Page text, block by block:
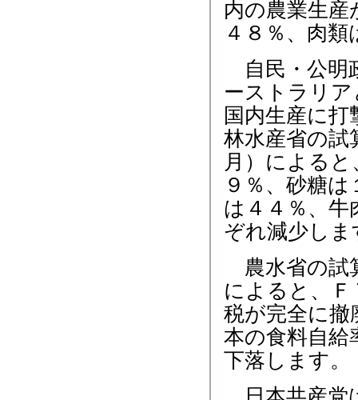
内の農業生
４８％、肉
自民・公明
ーストラリ
国内生産に
林水産省の試
月）による
９％、砂糖
は４４％、牛
ぞれ減少しま
農水省の試
によると、
税が完全に撤
本の食料自給
下落します。